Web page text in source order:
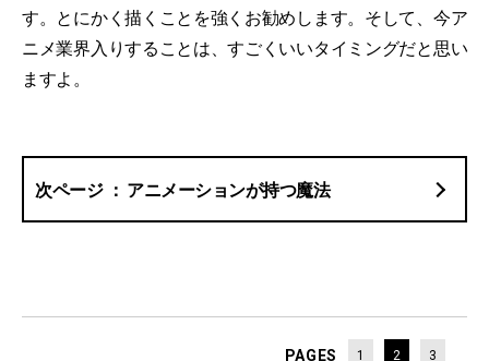
す。とにかく描くことを強くお勧めします。そして、今ア
ニメ業界入りすることは、すごくいいタイミングだと思い
ますよ。
アニメーションが持つ魔法
PAGES 1 2 3